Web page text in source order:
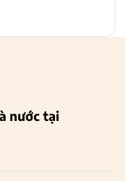
nước tại